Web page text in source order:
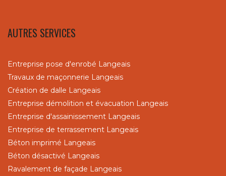
AUTRES SERVICES
Entreprise pose d'enrobé Langeais
Travaux de maçonnerie Langeais
Création de dalle Langeais
Entreprise démolition et évacuation Langeais
Entreprise d'assainissement Langeais
Entreprise de terrassement Langeais
Béton imprimé Langeais
Béton désactivé Langeais
Ravalement de façade Langeais